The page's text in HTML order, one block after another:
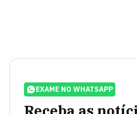
EXAME NO WHATSAPP